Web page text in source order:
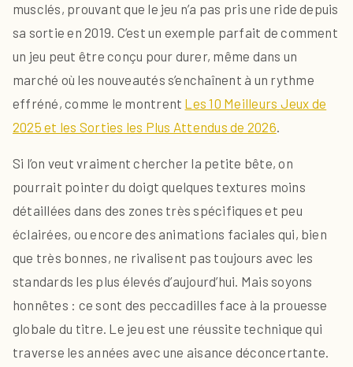
musclés, prouvant que le jeu n’a pas pris une ride depuis
sa sortie en 2019. C’est un exemple parfait de comment
un jeu peut être conçu pour durer, même dans un
marché où les nouveautés s’enchaînent à un rythme
effréné, comme le montrent Les 10 Meilleurs Jeux de
2025 et les Sorties les Plus Attendus de 2026.
Si l’on veut vraiment chercher la petite bête, on
pourrait pointer du doigt quelques textures moins
détaillées dans des zones très spécifiques et peu
éclairées, ou encore des animations faciales qui, bien
que très bonnes, ne rivalisent pas toujours avec les
standards les plus élevés d’aujourd’hui. Mais soyons
honnêtes : ce sont des peccadilles face à la prouesse
globale du titre. Le jeu est une réussite technique qui
traverse les années avec une aisance déconcertante.